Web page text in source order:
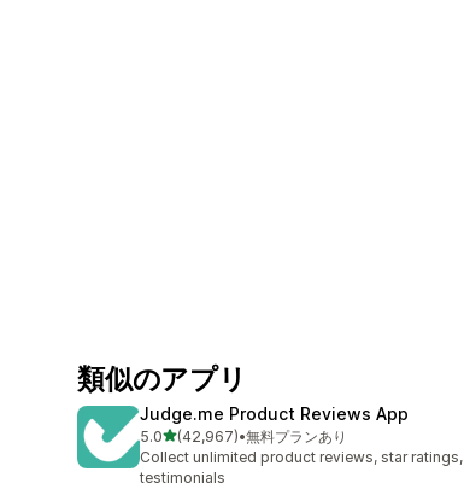
類似のアプリ
Judge.me Product Reviews App
5.05つ星中
(42,967)
合計レビュー数：42967件
•無料プランあり
Collect unlimited product reviews, star ratings,
testimonials